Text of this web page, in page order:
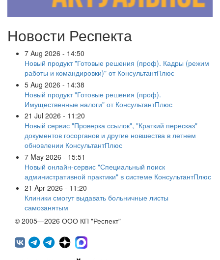
Новости Респекта
7 Aug 2026 - 14:50
Новый продукт "Готовые решения (проф). Кадры (режим
работы и командировки)" от КонсультантПлюс
5 Aug 2026 - 14:38
Новый продукт "Готовые решения (проф).
Имущественные налоги" от КонсультантПлюс
21 Jul 2026 - 11:20
Новый сервис "Проверка ссылок", "Краткий пересказ"
документов госорганов и другие новшества в летнем
обновлении КонсультантПлюс
7 May 2026 - 15:51
Новый онлайн-сервис "Специальный поиск
административной практики" в системе КонсультантПлюс
21 Apr 2026 - 11:20
Клиники смогут выдавать больничные листы
самозанятым
© 2005—2026 ООО КП "Респект"